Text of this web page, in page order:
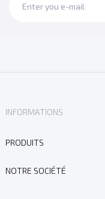
INFORMATIONS
PRODUITS
NOTRE SOCIÉTÉ